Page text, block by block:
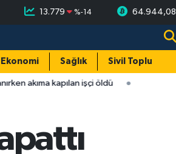
13.779 %-14 64.944,08
Ekonomi Sağlık Sivil Toplum
akıma kapılan işçi öldü